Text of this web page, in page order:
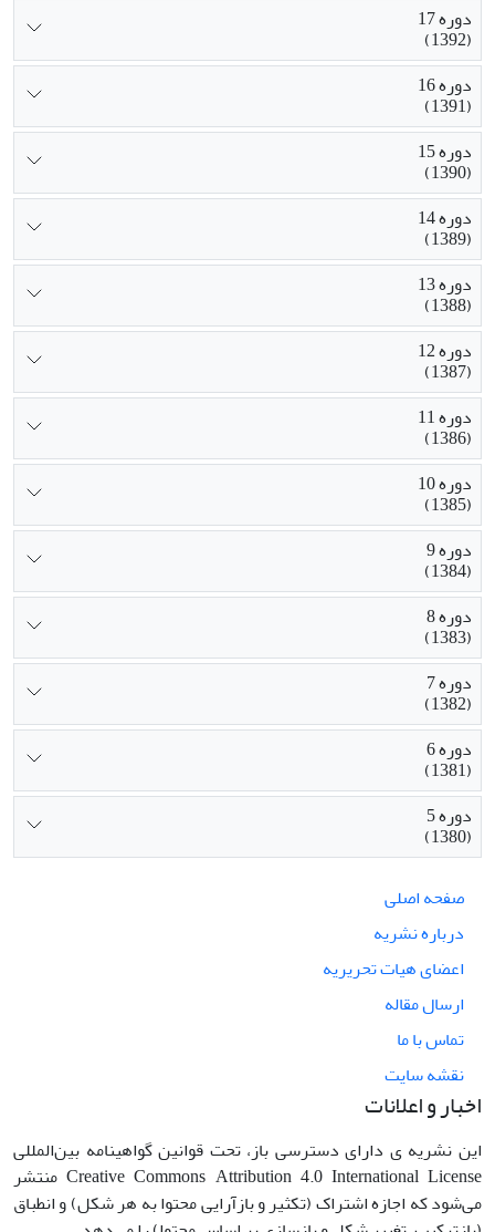
دوره 17
(1392)
دوره 16
(1391)
دوره 15
(1390)
دوره 14
(1389)
دوره 13
(1388)
دوره 12
(1387)
دوره 11
(1386)
دوره 10
(1385)
دوره 9
(1384)
دوره 8
(1383)
دوره 7
(1382)
دوره 6
(1381)
دوره 5
(1380)
صفحه اصلی
درباره نشریه
اعضای هیات تحریریه
ارسال مقاله
تماس با ما
نقشه سایت
اخبار و اعلانات
این نشریه ی دارای دسترسی باز، تحت قوانین گواهینامه بین‌المللی
Creative Commons Attribution 4.0 International License منتشر
می‌شود که اجازه اشتراک (تکثیر و بازآرایی محتوا به هر شکل) و انطباق